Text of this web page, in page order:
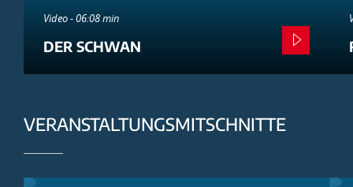
Video - 06:08 min
DER SCHWAN
VERANSTALTUNGSMITSCHNITTE